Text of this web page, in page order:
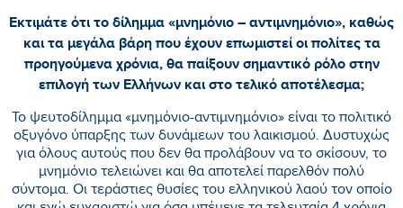
Εκτιμάτε ότι το δίλημμα «μνημόνιο – αντιμνημόνιο», καθώς
και τα μεγάλα βάρη που έχουν επωμιστεί οι πολίτες τα
προηγούμενα χρόνια, θα παίξουν σημαντικό ρόλο στην
επιλογή των Ελλήνων και στο τελικό αποτέλεσμα;
Το ψευτοδίλημμα «μνημόνιο-αντιμνημόνιο» είναι το πολιτικό
οξυγόνο ύπαρξης των δυνάμεων του λαικισμού. Δυστυχώς
για όλους αυτούς που δεν θα προλάβουν να το σκίσουν, το
μνημόνιο τελειώνει και θα αποτελεί παρελθόν πολύ
σύντομα. Οι τεράστιες θυσίες του ελληνικού λαού τον οποίο